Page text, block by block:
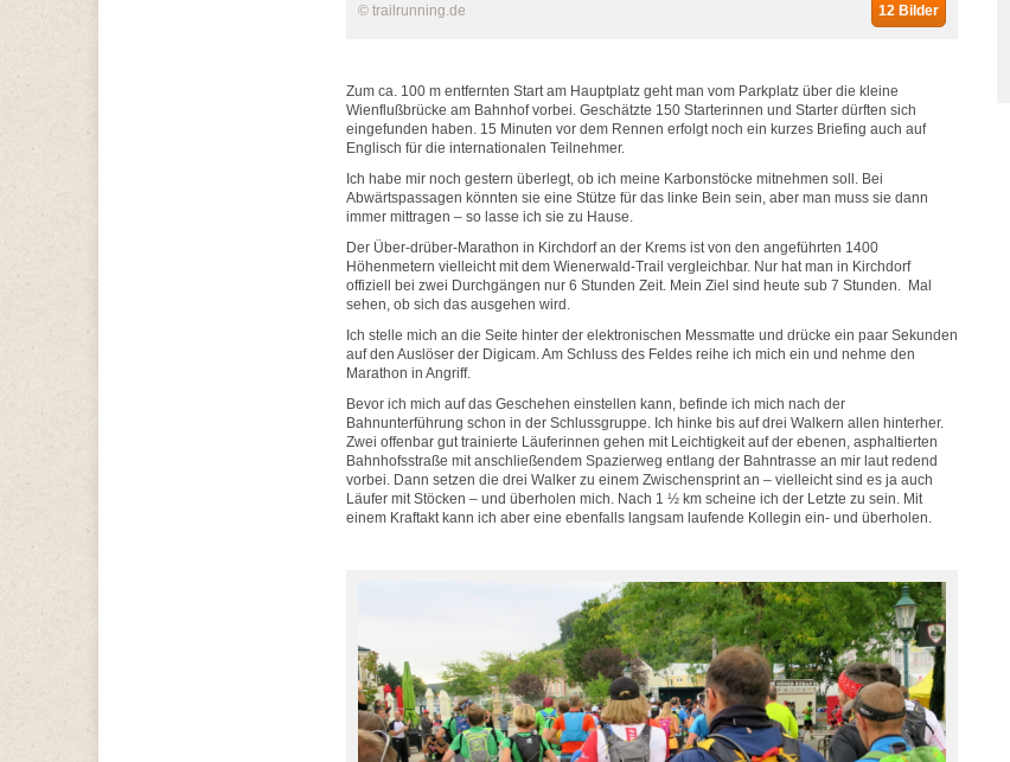
© trailrunning.de 12 Bilder
Zum ca. 100 m entfernten Start am Hauptplatz geht man vom Parkplatz über die kleine
Wienflußbrücke am Bahnhof vorbei. Geschätzte 150 Starterinnen und Starter dürften sich
eingefunden haben. 15 Minuten vor dem Rennen erfolgt noch ein kurzes Briefing auch auf
Englisch für die internationalen Teilnehmer.
Ich habe mir noch gestern überlegt, ob ich meine Karbonstöcke mitnehmen soll. Bei
Abwärtspassagen könnten sie eine Stütze für das linke Bein sein, aber man muss sie dann
immer mittragen – so lasse ich sie zu Hause.
Der Über-drüber-Marathon in Kirchdorf an der Krems ist von den angeführten 1400
Höhenmetern vielleicht mit dem Wienerwald-Trail vergleichbar. Nur hat man in Kirchdorf
offiziell bei zwei Durchgängen nur 6 Stunden Zeit. Mein Ziel sind heute sub 7 Stunden. Mal
sehen, ob sich das ausgehen wird.
Ich stelle mich an die Seite hinter der elektronischen Messmatte und drücke ein paar Sekunden
auf den Auslöser der Digicam. Am Schluss des Feldes reihe ich mich ein und nehme den
Marathon in Angriff.
Bevor ich mich auf das Geschehen einstellen kann, befinde ich mich nach der
Bahnunterführung schon in der Schlussgruppe. Ich hinke bis auf drei Walkern allen hinterher.
Zwei offenbar gut trainierte Läuferinnen gehen mit Leichtigkeit auf der ebenen, asphaltierten
Bahnhofsstraße mit anschließendem Spazierweg entlang der Bahntrasse an mir laut redend
vorbei. Dann setzen die drei Walker zu einem Zwischensprint an – vielleicht sind es ja auch
Läufer mit Stöcken – und überholen mich. Nach 1 ½ km scheine ich der Letzte zu sein. Mit
einem Kraftakt kann ich aber eine ebenfalls langsam laufende Kollegin ein- und überholen.